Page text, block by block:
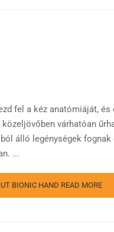
fel a kéz anatómiáját,
várhatóan
álló legénységek fognak
...
BIONIC HAND READ MORE